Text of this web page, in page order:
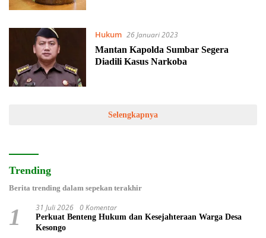
Hukum 26 Januari 2023
Mantan Kapolda Sumbar Segera
Diadili Kasus Narkoba
Selengkapnya
Trending
Berita trending dalam sepekan terakhir
1 31 Juli 2026 0 Komentar
Perkuat Benteng Hukum dan Kesejahteraan Warga Desa
Kesongo